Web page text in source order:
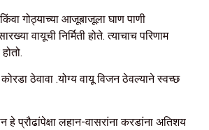
गोठ्याच्या आजूबाजूला घाण पाणी
वायूची निर्मिती होते. त्याचाच परिणाम
ठेवावा .योग्य वायू विजन ठेवल्याने स्वच्छ
हे प्रौढांपेक्षा लहान-वासरांना करडांना अतिशय